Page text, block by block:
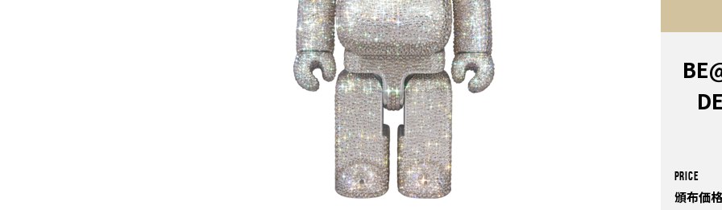
PRICE
頒布価